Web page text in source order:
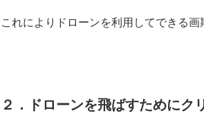
これによりドローンを利用してできる
２．ドローンを飛ばすためにク